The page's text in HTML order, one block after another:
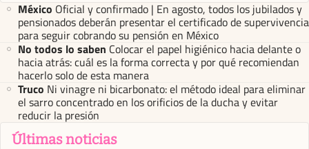
México Oficial y confirmado | En agosto, todos los jubilados y
pensionados deberán presentar el certificado de supervivencia
para seguir cobrando su pensión en México
No todos lo saben Colocar el papel higiénico hacia delante o
hacia atrás: cuál es la forma correcta y por qué recomiendan
hacerlo solo de esta manera
Truco Ni vinagre ni bicarbonato: el método ideal para eliminar
el sarro concentrado en los orificios de la ducha y evitar
reducir la presión
Últimas noticias